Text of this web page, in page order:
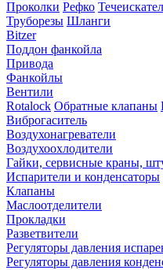
Проколки Рефко
Труборезы Шланги
Bitzer
Поддон фанкойла
Привода
Фанкойлы
Вентили
Rotalock Обратные клапаны
Виброгаситель
Воздухонагреватели
Воздухоохлодители
Гайки, сервисные краны,
Испарители и конденсаторы
Клапаны
Маслоотделители
Прокладки
Разветвители
Регуляторы давления
Регуляторы давления